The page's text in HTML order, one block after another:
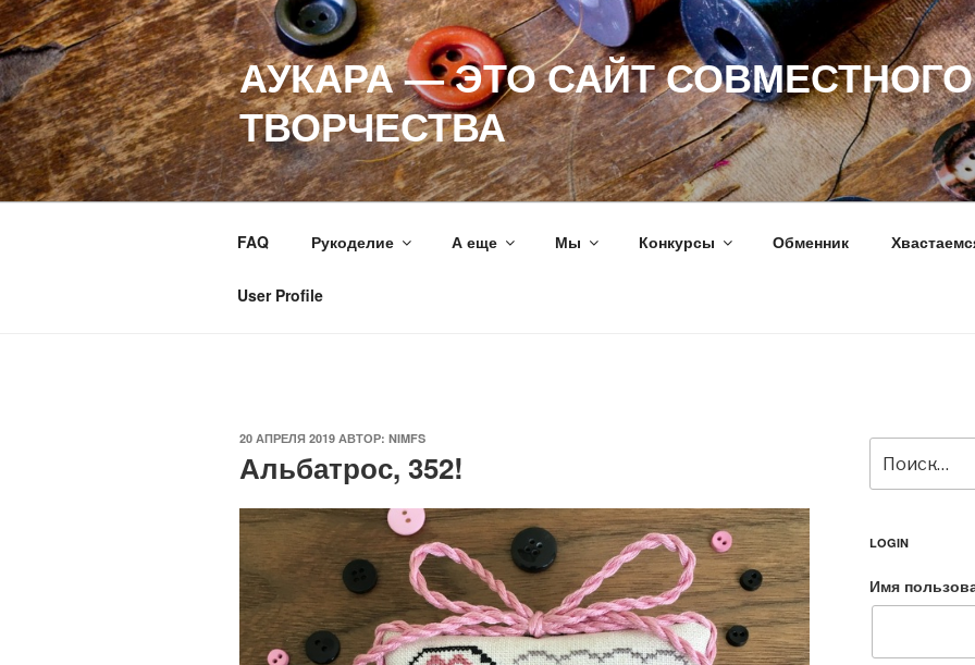
Перейти
к
содержимому
АУКАРА — ЭТО САЙТ СОВМЕСТНОГО
ТВОРЧЕСТВА
FAQ Рукоделие А еще Мы Конкурсы Обменник
User Profile
ОПУБЛИКОВАНО
20 АПРЕЛЯ 2019 АВТОР: NIMFS
Альбатрос, 352!
LOGIN
Имя